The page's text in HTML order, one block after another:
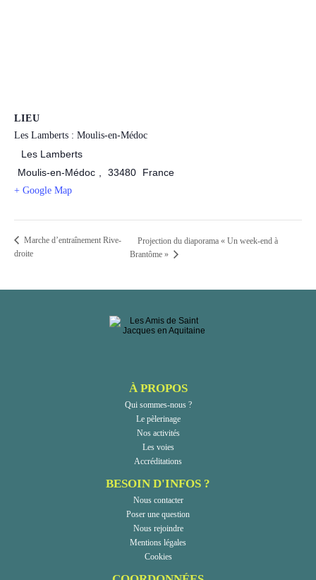
LIEU
Les Lamberts : Moulis-en-Médoc
Les Lamberts
Moulis-en-Médoc
33480 France
+ Google Map
Marche d’entraînement Rive-
droite
Projection du diaporama « Un week-end à
Brantôme »
À PROPOS
Qui sommes-nous ?
Le pèlerinage
Nos activités
Les voies
Accréditations
BESOIN D'INFOS ?
Nous contacter
Poser une question
Nous rejoindre
Mentions légales
Cookies